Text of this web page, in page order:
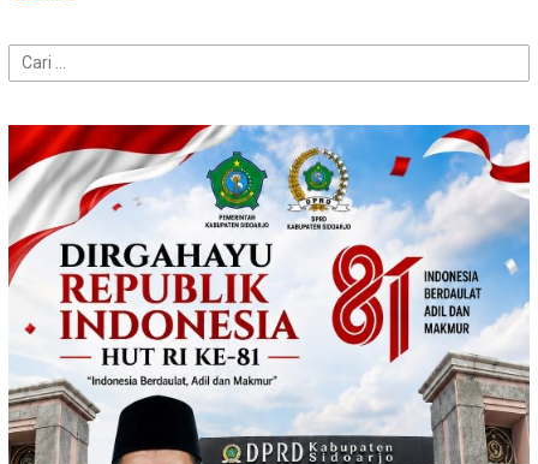
Cari
untuk: